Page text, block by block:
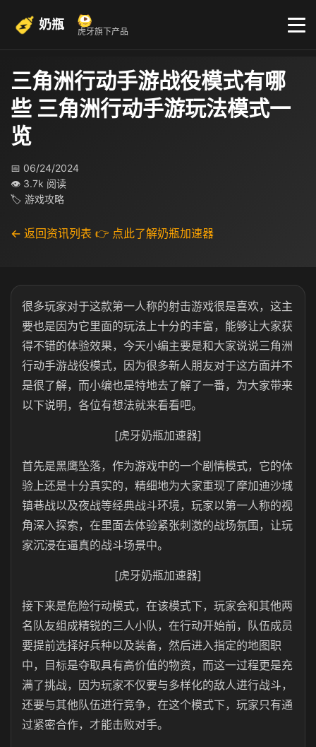
奶瓶 虎牙旗下产品
三角洲行动手游战役模式有哪
些 三角洲行动手游玩法模式一
览
📅 06/24/2024
👁 3.7k 阅读
🏷 游戏攻略
← 返回资讯列表 👉 点此了解奶瓶加速器
很多玩家对于这款第一人称的射击游戏很是喜欢，这主
要也是因为它里面的玩法上十分的丰富，能够让大家获
得不错的体验效果，今天小编主要是和大家说说三角洲
行动手游战役模式，因为很多新人朋友对于这方面并不
是很了解，而小编也是特地去了解了一番，为大家带来
以下说明，各位有想法就来看看吧。
[虎牙奶瓶加速器]
首先是黑鹰坠落，作为游戏中的一个剧情模式，它的体
验上还是十分真实的，精细地为大家重现了摩加迪沙城
镇巷战以及夜战等经典战斗环境，玩家以第一人称的视
角深入探索，在里面去体验紧张刺激的战场氛围，让玩
家沉浸在逼真的战斗场景中。
[虎牙奶瓶加速器]
接下来是危险行动模式，在该模式下，玩家会和其他两
名队友组成精锐的三人小队，在行动开始前，队伍成员
要提前选择好兵种以及装备，然后进入指定的地图职
中，目标是夺取具有高价值的物资，而这一过程更是充
满了挑战，因为玩家不仅要与多样化的敌人进行战斗，
还要与其他队伍进行竞争，在这个模式下，玩家只有通
过紧密合作，才能击败对手。